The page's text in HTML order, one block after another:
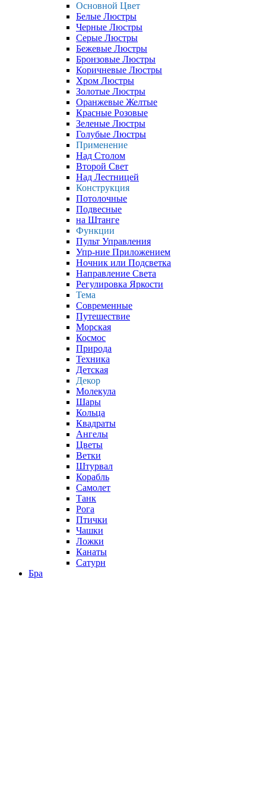
Основной Цвет
Белые Люстры
Черные Люстры
Серые Люстры
Бежевые Люстры
Бронзовые Люстры
Коричневые Люстры
Хром Люстры
Золотые Люстры
Оранжевые Желтые
Красные Розовые
Зеленые Люстры
Голубые Люстры
Применение
Над Столом
Второй Свет
Над Лестницей
Конструкция
Потолочные
Подвесные
на Штанге
Функции
Пульт Управления
Упр-ние Приложением
Ночник или Подсветка
Направление Света
Регулировка Яркости
Тема
Современные
Путешествие
Морская
Космос
Природа
Техника
Детская
Декор
Молекула
Шары
Кольца
Квадраты
Ангелы
Цветы
Ветки
Штурвал
Корабль
Самолет
Танк
Рога
Птички
Чашки
Ложки
Канаты
Сатурн
Бра